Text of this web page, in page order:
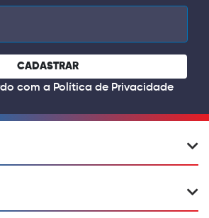
CADASTRAR
com a Política de Privacidade